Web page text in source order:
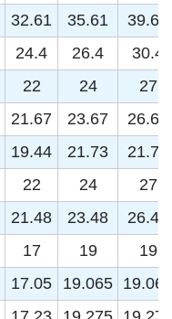
32.61 35.61
39.61
24.4 26.4 30.4
22 24
27
21.67 23.67
26.67
19.44 21.73 21.73
22 24
27
21.48 23.48 26.48
17 19
19
17.05 19.065 19.065